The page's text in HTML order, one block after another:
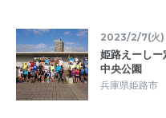
2023/2/7(火)
姫路えーしー
中央公園
兵庫県姫路市